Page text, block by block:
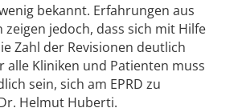
bekannt. Erfahrungen aus
jedoch, dass sich mit Hilfe
Zahl der Revisionen deutlich
alle Kliniken und Patienten muss
sein, sich am EPRD zu
Helmut Huberti.